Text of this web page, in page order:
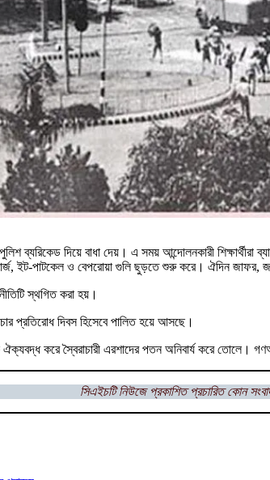
পুলিশ ব্যরিকেড দিয়ে বাধা দেয়। এ সময় আন্দোলনকারী
ইট-পাটকেল ও বেপরোয়া গুলি ছুড়তে শুরু করে। ঐদিন
স্থগিত করা হয়।
প্রতিরোধ দিবস হিসেবে পালিত হয়ে আসছে।
করে স্বৈরাচারী এরশাদের পতন অনিবার্য করে তোলে।
সিএইচটি নিউজে প্রকাশিত প্রচারিত কোন